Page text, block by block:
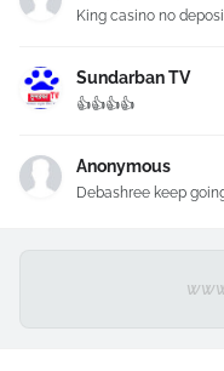
King casino no
Sundarban TV
👍👍👍👍
Anonymous
Debashree keep